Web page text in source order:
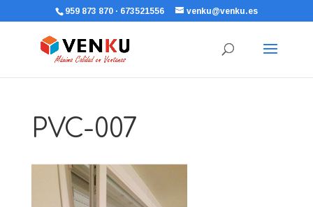
959 873 870 · 673521556 venku@venku.es
PVC-007